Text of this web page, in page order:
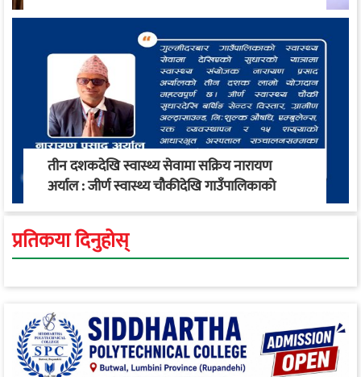
तीन दशकदेखि स्वास्थ्य सेवामा सक्रिय नारायण
अर्याल : जीर्ण स्वास्थ्य चौकीदेखि गाउँपालिकाको
स्वास्थ्य रूपान्तरण सम्म
प्रतिकया दिनुहोस्